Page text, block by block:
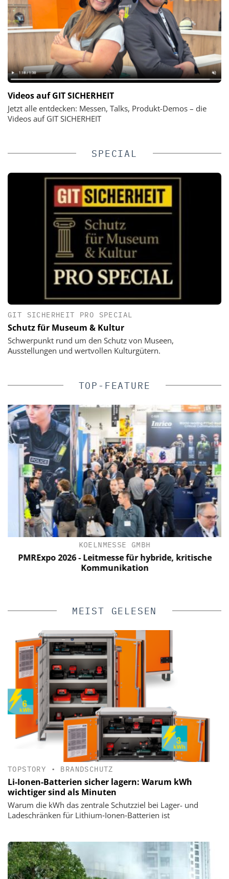
Videos auf GIT SICHERHEIT
Jetzt alle entdecken: Messen, Talks, Produkt-Demos – die
Videos auf GIT SICHERHEIT
SPECIAL
GIT SICHERHEIT PRO SPECIAL
Schutz für Museum & Kultur
Schwerpunkt rund um den Schutz von Museen,
Ausstellungen und wertvollen Kulturgütern.
TOP-FEATURE
KOELNMESSE GMBH
PMRExpo 2026 - Leitmesse für hybride, kritische
Kommunikation
MEIST GELESEN
TOPSTORY • BRANDSCHUTZ
Li-Ionen-Batterien sicher lagern: Warum kWh
wichtiger sind als Minuten
Warum die kWh das zentrale Schutzziel bei Lager- und
Ladeschränken für Lithium‑Ionen‑Batterien ist